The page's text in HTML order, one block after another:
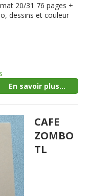
20/31 76 pages +
dessins et couleur
En savoir plus...
CAFE
ZOMBO
TL